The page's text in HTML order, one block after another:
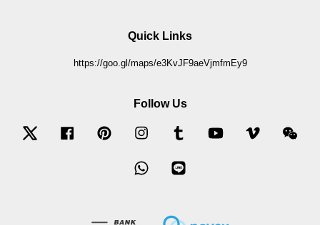
Quick Links
https://goo.gl/maps/e3KvJF9aeVjmfmEy9
Follow Us
Twitter Facebook Pinterest Instagram Tumblr YouTube Vimeo
Whatsapp